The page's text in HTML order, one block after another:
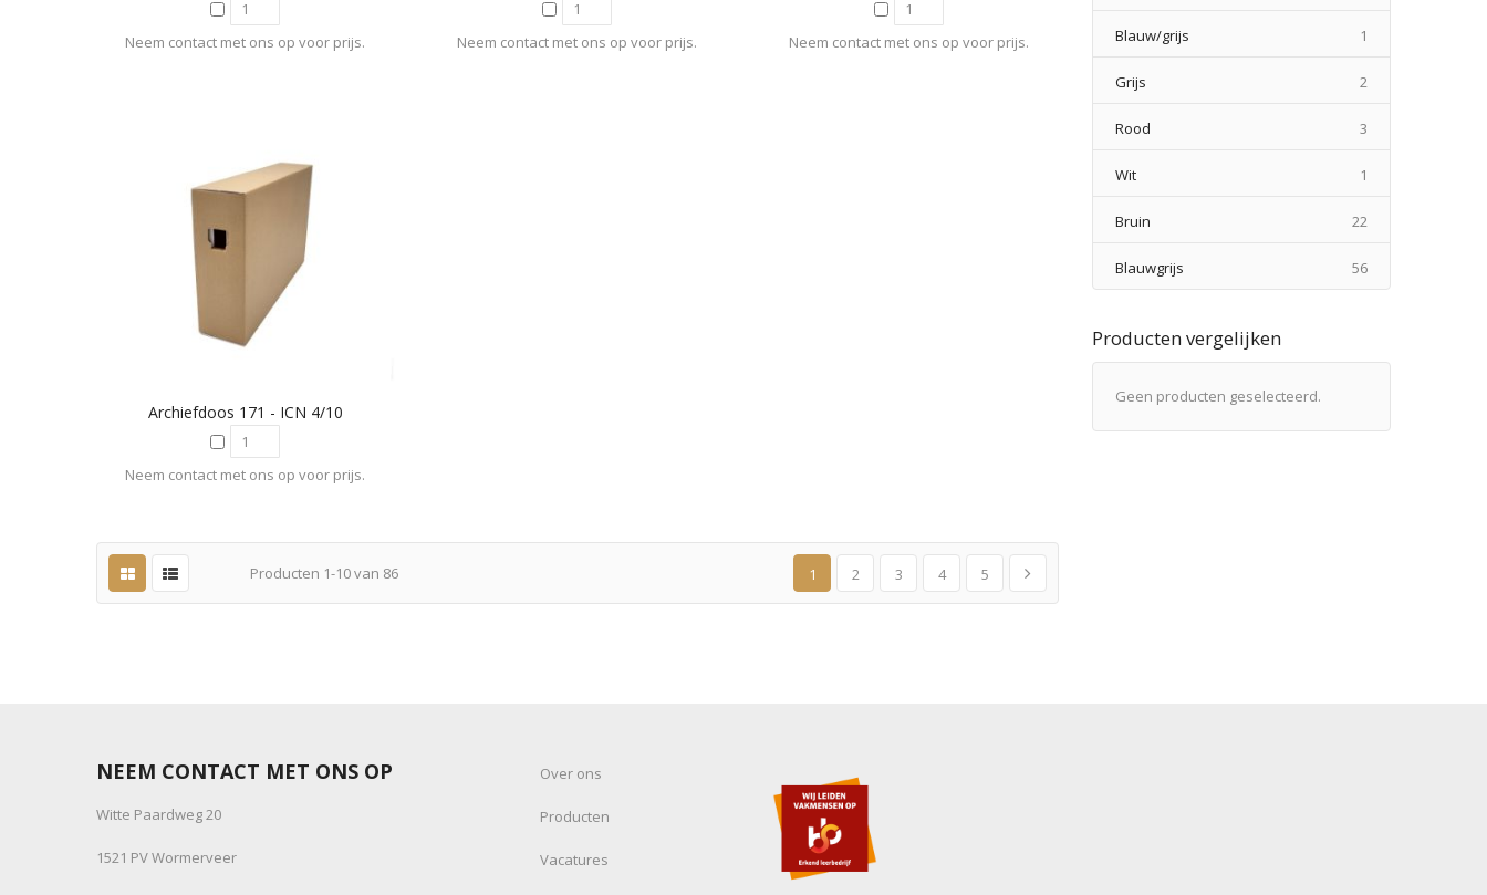
Neem contact met ons op voor prijs. Neem contact met ons op voor prijs. Neem contact met ons op voor prijs.
Archiefdoos 171 - ICN 4/10
Neem contact met ons op voor prijs.
Producten 1-10van 86 1 2 3 4 5
Blauw/grijs 1
Grijs 2
Rood 3
Wit 1
Bruin 22
Blauwgrijs 56producten
Producten vergelijken
Geen producten geselecteerd.
NEEM CONTACT MET ONS OP
Witte Paardweg 20
1521 PV Wormerveer
Over ons
Producten
Vacatures